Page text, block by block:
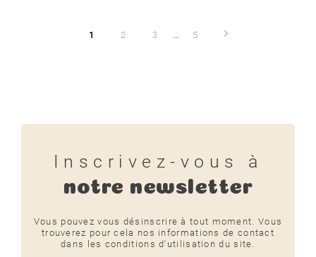
1 2 3 … 5
Inscrivez-vous à
notre newsletter
Vous pouvez vous désinscrire à tout moment. Vous
trouverez pour cela nos informations de contact
dans les conditions d'utilisation du site.